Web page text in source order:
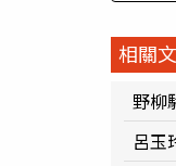
相關
野柳
呂玉